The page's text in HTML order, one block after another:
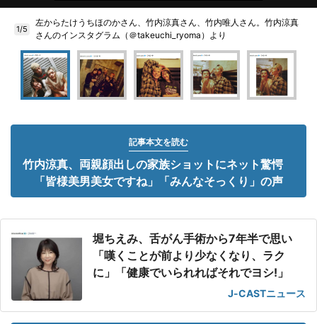
1/5
左からたけうちほのかさん、竹内涼真さん、竹内唯人さん。竹内涼真
さんのインスタグラム（＠takeuchi_ryoma）より
記事本文を読む
竹内涼真、両親顔出しの家族ショットにネット驚愕
「皆様美男美女ですね」「みんなそっくり」の声
堀ちえみ、舌がん手術から7年半で思い
「嘆くことが前より少なくなり、ラク
に」「健康でいられればそれでヨシ!」
J-CASTニュース